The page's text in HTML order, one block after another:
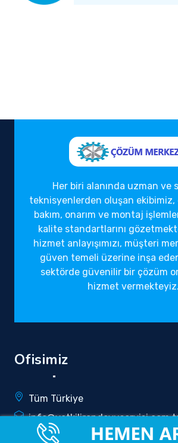
Her biri alanında uzman ve
teknisyenlerden oluşan ekibimiz,
bakım, onarım ve montaj
kalite standartlarını
hizmet anlayışımızı, müşteri
güven temeli üzerine inşa
sektörde güvenilir bir çözüm
hizmet vermekteyiz.
Ofisimiz
Tüm Türkiye
0850 340 5196